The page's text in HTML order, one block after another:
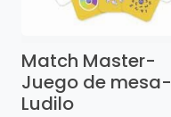
Match Master-
Juego de mesa-
Ludilo